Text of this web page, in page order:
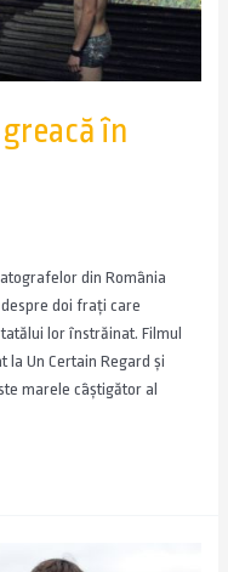
în
din România
doi frați care
lor înstrăinat. Filmul
la Un Certain Regard și
marele câștigător al